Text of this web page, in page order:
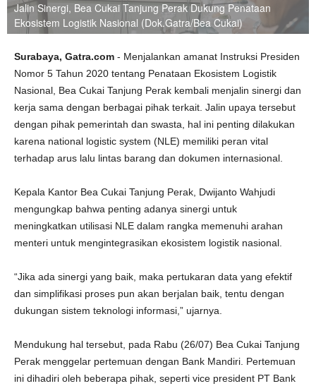
Jalin Sinergi, Bea Cukai Tanjung Perak Dukung Penataan
Ekosistem Logistik Nasional (Dok.Gatra/Bea Cukai)
Surabaya, Gatra.com - Menjalankan amanat Instruksi Presiden
Nomor 5 Tahun 2020 tentang Penataan Ekosistem Logistik
Nasional, Bea Cukai Tanjung Perak kembali menjalin sinergi dan
kerja sama dengan berbagai pihak terkait. Jalin upaya tersebut
dengan pihak pemerintah dan swasta, hal ini penting dilakukan
karena national logistic system (NLE) memiliki peran vital
terhadap arus lalu lintas barang dan dokumen internasional.
Kepala Kantor Bea Cukai Tanjung Perak, Dwijanto Wahjudi
mengungkap bahwa penting adanya sinergi untuk
meningkatkan utilisasi NLE dalam rangka memenuhi arahan
menteri untuk mengintegrasikan ekosistem logistik nasional.
“Jika ada sinergi yang baik, maka pertukaran data yang efektif
dan simplifikasi proses pun akan berjalan baik, tentu dengan
dukungan sistem teknologi informasi,” ujarnya.
Mendukung hal tersebut, pada Rabu (26/07) Bea Cukai Tanjung
Perak menggelar pertemuan dengan Bank Mandiri. Pertemuan
ini dihadiri oleh beberapa pihak, seperti vice president PT Bank